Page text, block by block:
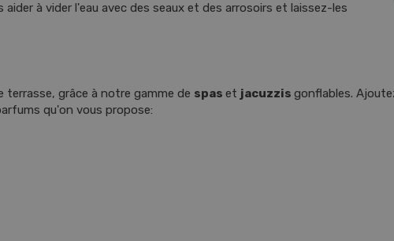
à vider l'eau avec des seaux et des arrosoirs et laissez-les
grâce à notre gamme de spas et jacuzzis gonflables.
qu'on vous propose: